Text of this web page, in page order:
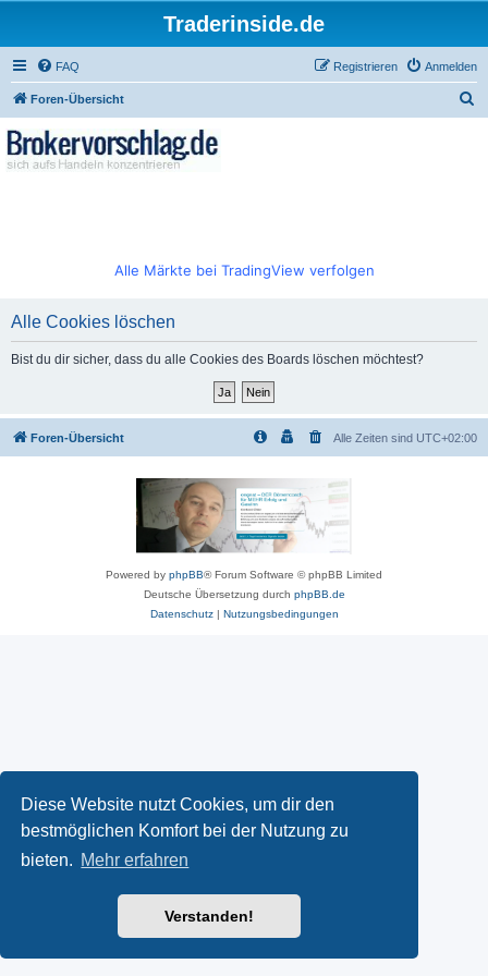
Diese Website nutzt Cookies, um dir den
bestmöglichen Komfort bei der Nutzung zu
bieten. Mehr erfahren
Verstanden!
Traderinside.de
FAQ Anmelden
Registrieren
Foren-Übersicht
Alle Märkte bei TradingView verfolgen
Alle Cookies löschen
Bist du dir sicher, dass du alle Cookies des Boards löschen möchtest?
Foren-Übersicht Alle Zeiten sind UTC+02:00
Powered by phpBB® Forum Software © phpBB Limited
Deutsche Übersetzung durch phpBB.de
Datenschutz| Nutzungsbedingungen